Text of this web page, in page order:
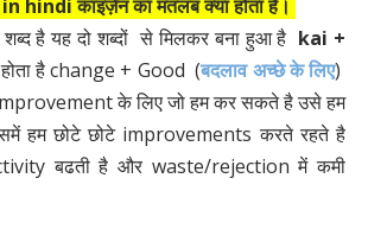
काइज़ेन का मतलब क्या होता है।
है यह दो शब्दों से मिलकर बना हुआ है kai +
है change + Good (बदलाव अच्छे के लिए)
improvement के लिए जो हम कर सकते है उसे हम
हम छोटे छोटे improvements करते रहते है
बढती है और waste/rejection में कमी